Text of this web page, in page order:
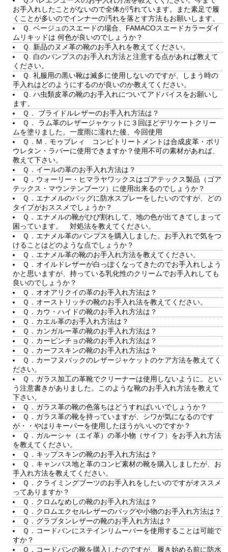
お手入れしたことがないので全体が汚れています。また素足で履
くことが多いのでインナーの汚れを落とす方法もお願いします。
Ｑ. ベージュのスエードの場合、FAMACOスエードカラーダイ
ムリキッドは 何色が良いのでしょうか？
Ｑ. 新品のヌメ革の靴のお手入れを教えてください。
Ｑ. 白のパンプスのお手入れ方法と注意する点があれば教えて
ください。
Ｑ. 礼服用の黒い靴は滅多に使用しないのですが、しまう時の
手入れはどのようにするのが良いのか教えてください。
Ｑ. ハ虫類皮革の靴のお手入れについてアドバイスをお願いし
ます。
Ｑ． ブライドルレザーのお手入れ方法は？
Ｑ． ラム革のレザージャケットに３回ほどデリケートクリー
ムを塗りました。一度雨に濡れた後、今回使用
Ｑ．M．モゥブレィ コンビトリートメントは合成皮革・ポリ
ウレタン・ラバーに使用できますか？使用不可の素材があれば、
教えて下さい。
Ｑ．イールの革のお手入れ方法は？
Ｑ．ウォーリー・ヒマラヤワックスはゴアテックス製品（ゴア
テックス・マウンテンブーツ）に使用出来るのでしょうか？
Ｑ．エナメルのバッグに防水スプレーをしたいのですが、どの
タイプがおススメでしょうか？
Ｑ．エナメルの靴がひび割れして、地の色が出てきてしまって
困っています。 対処法を教えてください。
Ｑ．エナメル革のパンプスを購入しました。お手入れで気をつ
けることはどのような点でしょうか？
Ｑ．エナメル革の靴のお手入れ方法を教えてください。
Ｑ．オイルドレザーが白っぽくなってきたのでお手入れしよう
かと思いますが、持っている乳化性のクリームでお手入れしても
良いのでしょうか？
Ｑ．オオアリクイの革のお手入れ方法は？
Ｑ．オーストリッチの靴のお手入れ法を教えてください。
Ｑ．カウ・ハイドの靴のお手入れ方法は？
Ｑ．カエル革のお手入れ方法は？
Ｑ．カンガルー革の靴のお手入れ方法は？
Ｑ．カーピンチョの靴のお手入れ方法は？
Ｑ．カーフスキンの靴のお手入れ方法は？
Ｑ．カーフヌバックのレザージャケットのケア方法を教えてく
ださい。
Ｑ．ガラス加工の革靴でクリーナーは使用しないように。とい
う注意書きがありました。このような靴のお手入れ方法を教えて
下さい。
Ｑ．ガラス革の靴の色落ちはどうすればいいでしょうか？
Ｑ．ガラス革の靴を持っていますが、シワが気になるのです
が・・やはりキーパーを使用したほうがいいのですか？
Ｑ．ガルーシャ（エイ革）の革小物（サイフ）をお手入れ方法
を教えてください。
Ｑ．キップスキンの靴のお手入れ方法は？
Ｑ．キャンバス地と革のコンビ素材の靴を購入しましたが、お
手入れ方法を教えてください。
Ｑ．クライミングブーツのお手入れをしたいのですがオススメ
ってありますか？
Ｑ．クロムなめしの靴のお手入れ方法は？
Ｑ．クロムエクセルレザーのバッグや小物のお手入れ方法は？
Ｑ．グラブタンレザーの靴のお手入れ方法は？
Ｑ．コードバンにステインリムーバーを使用することは可能で
すか？
Ｑ．コードバンの靴を購入したのですが、履き始める前に防水